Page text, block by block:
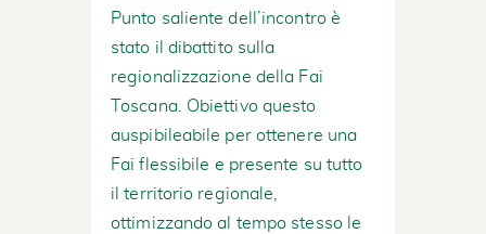
Punto saliente dell’incontro è
stato il dibattito sulla
regionalizzazione della Fai
Toscana. Obiettivo questo
auspibileabile per ottenere una
Fai flessibile e presente su tutto
il territorio regionale,
ottimizzando al tempo stesso le